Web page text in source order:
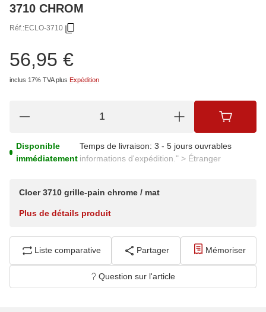
3710 CHROM
Réf.:ECLO-3710
56,95 €
inclus 17% TVAplus Expédition
Disponible
immédiatement
Temps de livraison: 3 - 5 jours ouvrables
informations d'expédition." > Étranger
Cloer 3710 grille-pain chrome / mat
Plus de détails produit
Liste comparative Partager Mémoriser
Question sur l'article